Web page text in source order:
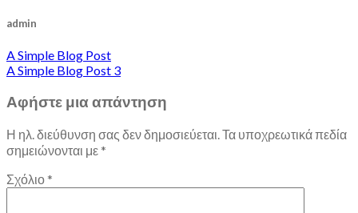
admin
A Simple Blog Post
A Simple Blog Post 3
Αφήστε μια απάντηση
Η ηλ. διεύθυνση σας δεν δημοσιεύεται. Τα υποχρεωτικά πεδία
σημειώνονται με*
Σχόλιο*